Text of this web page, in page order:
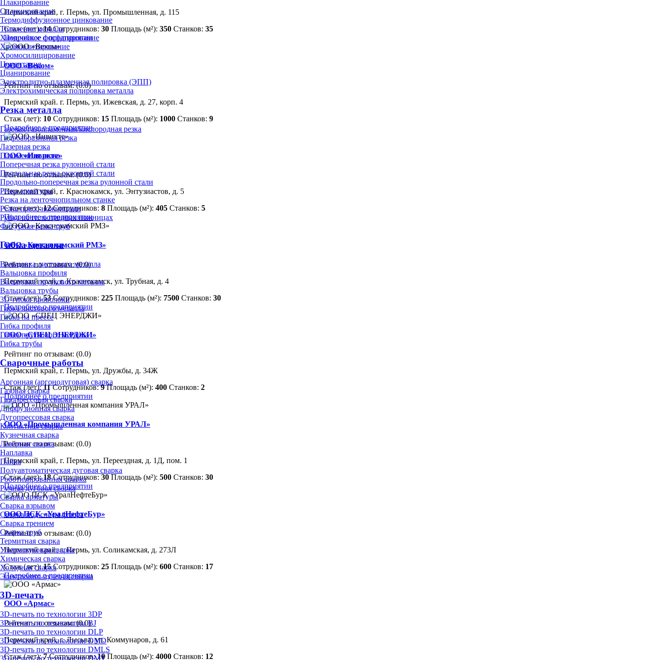
Плакирование
Силицирование
Термодиффузионное цинкование
Травление металла
Химическое фосфатирование
Хромоалитирование
Хромосилицирование
Цементация
Цианирование
Электролитно-плазменная полировка (ЭПП)
Электрохимическая полировка металла
Резка металла
Газовая/газопламенная/кислородная резка
Гидроабразивная резка
Лазерная резка
Плазменная резка
Поперечная резка рулонной стали
Продольная резка рулонной стали
Продольно-поперечная резка рулонной стали
Резка арматуры
Резка на ленточнопильном станке
Резка пресс-ножницами
Рубка на гильотинных ножницах
Фигурная резка труб
Гибка металла
Вальцовка листового металла
Вальцовка профиля
Вальцовка пруткового металла
Вальцовка трубы
3D-гибка проволоки
Гибка листового металла
Гибка на прессе
Гибка профиля
Гибка пруткового металла
Гибка трубы
Сварочные работы
Аргонная (аргонодуговая) сварка
Газовая сварка
Газопрессовая сварка
Диффузионная сварка
Дугопрессовая сварка
Контактная сварка
Кузнечная сварка
Лазерная сварка
Наплавка
Пайка
Полуавтоматическая дуговая сварка
Роботизированная сварка
Ручная дуговая сварка
Сварка арматуры
Сварка взрывом
Сварка под слоем флюса
Сварка трением
Сварка труб
Термитная сварка
Ультразвуковая сварка
Химическая сварка
Холодная сварка
Электронно-лучевая сварка
3D-печать
3D-печать по технологии 3DP
3D-печать по технологии BJ
3D-печать по технологии DLP
3D-печать по технологии DMD
3D-печать по технологии DMLS
3D-печать по технологии DMT
Пермский край, г. Пермь, ул. Промышленная, д. 115
Стаж (лет):14 Сотрудников: 30 Площадь (м²): 350 Станков: 35
Подробнее о предприятии
ООО «Веком»
Рейтинг по отзывам:(0.0)
Пермский край. г. Пермь, ул. Ижевская, д. 27, корп. 4
Стаж (лет): 10 Сотрудников: 15 Площадь (м²): 1000 Станков: 9
Подробнее о предприятии
ООО «Инвикте»
Рейтинг по отзывам:(0.0)
Пермский край, г. Краснокамск, ул. Энтузиастов, д. 5
Стаж (лет):12 Сотрудников: 8 Площадь (м²): 405 Станков: 5
Подробнее о предприятии
ООО «Краснокамский РМЗ»
Рейтинг по отзывам:(0.0)
Пермский край, г. Краснокамск, ул. Трубная, д. 4
Стаж (лет):53 Сотрудников: 225 Площадь (м²): 7500 Станков: 30
Подробнее о предприятии
ООО «СПЕЦ ЭНЕРДЖИ»
Рейтинг по отзывам: (0.0)
Пермский край, г. Пермь, ул. Дружбы, д. 34Ж
Стаж (лет):11 Сотрудников:9 Площадь (м²): 400 Станков: 2
Подробнее о предприятии
ООО «Промышленная компания УРАЛ»
Рейтинг по отзывам: (0.0)
Пермский край, г. Пермь, ул. Переездная, д. 1Д, пом. 1
Стаж (лет):18 Сотрудников: 30 Площадь (м²): 500 Станков: 30
Подробнее о предприятии
ООО ПСК «УралНефтеБур»
Рейтинг по отзывам: (0.0)
Пермский край, г. Пермь, ул. Соликамская, д. 273Л
Стаж (лет):15 Сотрудников: 25 Площадь (м²): 600 Станков: 17
Подробнее о предприятии
ООО «Армас»
Рейтинг по отзывам:(0.0)
Пермский край, г. Лысьва, ул. Коммунаров, д. 61
Стаж (лет):7 Сотрудников:10 Площадь (м²): 4000 Станков: 12